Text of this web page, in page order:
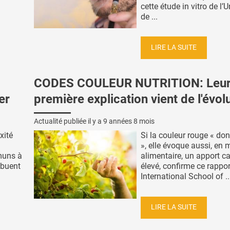
cette étude in vitro de
de ...
LIRE LA SUITE
à
CODES COULEUR NUTRITION:
première explication vient de
Actualité publiée il y a 9 années 8 mois
Si la couleur rouge «
», elle évoque aussi, en
alimentaire, un apport
élevé, confirme ce
International School of
LIRE LA SUITE